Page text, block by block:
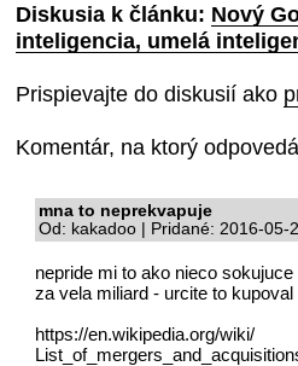
Diskusia k článku: Nový
inteligencia, umelá
Prispievajte do diskusií ako
Komentár, na ktorý
mna to neprekvapuje
Od: kakadoo | Pridané: 2016-05-
nepride mi to ako nieco
za vela miliard - urcite to
https://en.wikipedia.org/wiki/